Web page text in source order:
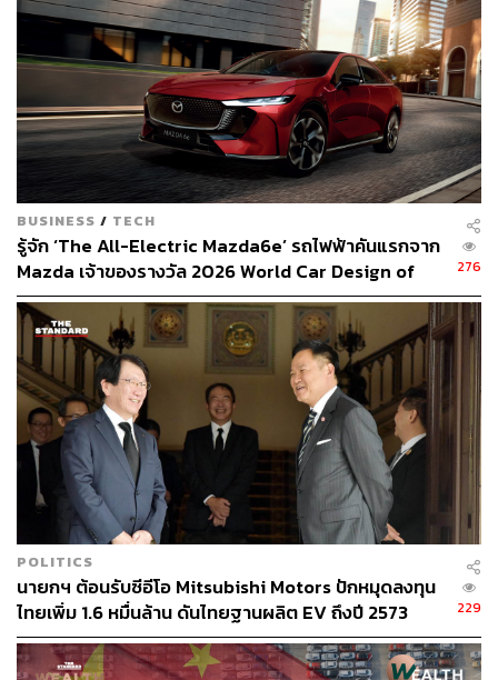
ลิตร และเมื่อพับเบาะหลังแบบ 40:20:40 ก็เพิ่มได้ถึงประมาณ
1,600 ลิตร ภายในมีหลังคากระจก Panoramic Glass Roof
ทำให้ทุกที่นั่งของรถรู้สึกโปร่งไม่อึดอัด นั่งทางไกลได้สบาย,
มาพร้อมกับพวงมาลัยดีไซน์ M ทำให้คนขับรู้สึกได้ขับรถ
สมรรถนะสูง, หน้าจอแบบ BMW Live Cockpit Plus + ระบบ
เสียง Harman Kardon รวมถึงระบบเชื่อมต่อ Smartphone
และ Digital Key Plus ที่เปลี่ยนมือถือเป็นกุญแจรถได้เลย
เรียกได้ว่าเป็นรถที่ตอบโจทย์ไลฟ์สไตล์ของหลายๆ ครอบครัว
เลย
BUSINESS / TECH
รู้จัก ‘The All-Electric Mazda6e’ รถไฟฟ้าคันแรกจาก
Mazda เจ้าของรางวัล 2026 World Car Design of
the Year [ADVERTORIAL]
276
POLITICS
นายกฯ ต้อนรับซีอีโอ Mitsubishi Motors ปักหมุดลงทุน
ไทยเพิ่ม 1.6 หมื่นล้าน ดันไทยฐานผลิต EV ถึงปี 2573
229